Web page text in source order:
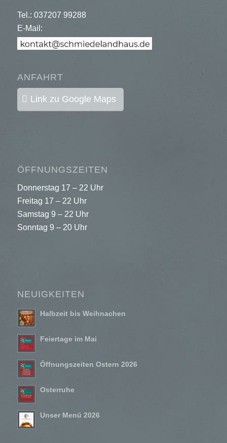
Tel.: 037207 99288
E-Mail:
ANFAHRT
Link zu Google Maps
ÖFFNUNGSZEITEN
Donnerstag 17 – 22 Uhr
Freitag 17 – 22 Uhr
Samstag 9 – 22 Uhr
Sonntag 9 – 20 Uhr
NEUIGKEITEN
Halbzeit bis Weihnachen
Feiertage im Mai
Öffnungszeiten Ostern 2026
Osterruhe
Unser Menü 2026